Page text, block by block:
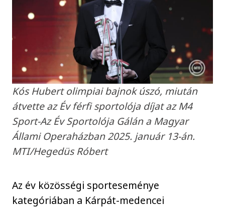
Kós Hubert olimpiai bajnok úszó, miután
átvette az Év férfi sportolója díjat az M4
Sport-Az Év Sportolója Gálán a Magyar
Állami Operaházban 2025. január 13-án.
MTI/Hegedüs Róbert
Az év közösségi sporteseménye
kategóriában a Kárpát-medencei